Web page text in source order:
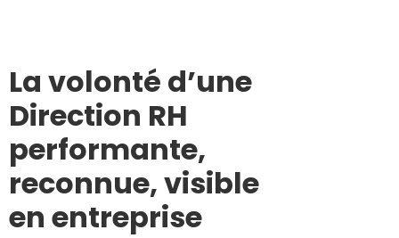
La volonté d’une
Direction RH
performante,
reconnue, visible
en entreprise